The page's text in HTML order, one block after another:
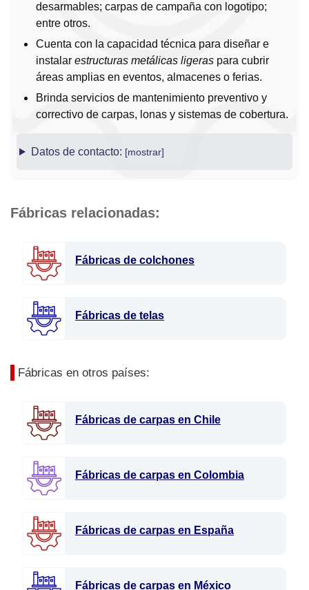
desarmables; carpas de campaña con logotipo;
entre otros.
Cuenta con la capacidad técnica para diseñar e
instalar estructuras metálicas ligeras para cubrir
áreas amplias en eventos, almacenes o ferias.
Brinda servicios de mantenimiento preventivo y
correctivo de carpas, lonas y sistemas de cobertura.
Datos de contacto:
Fábricas relacionadas:
Fábricas de colchones
Fábricas de telas
Fábricas en otros países:
Fábricas de carpas en Chile
Fábricas de carpas en Colombia
Fábricas de carpas en España
Fábricas de carpas en México